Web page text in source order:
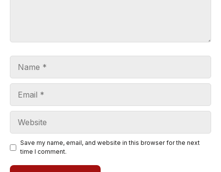
Save my name, email, and website in this browser for the next
time I comment.